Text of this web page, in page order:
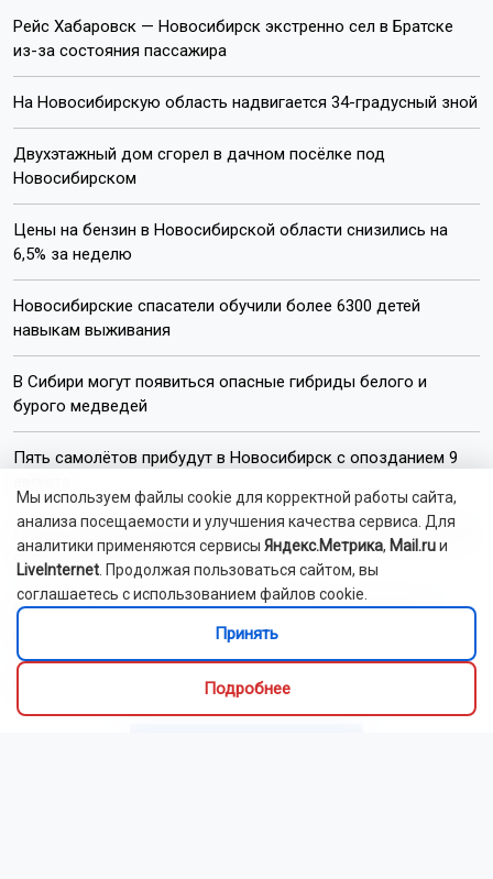
Рейс Хабаровск — Новосибирск экстренно сел в Братске
из-за состояния пассажира
На Новосибирскую область надвигается 34-градусный зной
Двухэтажный дом сгорел в дачном посёлке под
Новосибирском
Цены на бензин в Новосибирской области снизились на
6,5% за неделю
Новосибирские спасатели обучили более 6300 детей
навыкам выживания
В Сибири могут появиться опасные гибриды белого и
бурого медведей
Пять самолётов прибудут в Новосибирск с опозданием 9
Губернатор Новосибирской области поздравил строителей
с профессиональным праздником
Остановку «Радуга Сибири» для городских электричек
начали возводить в Новосибирске
Мэр Новосибирска поздравил жителей с Днём строителя
Мы используем файлы cookie для корректной работы сайта,
анализа посещаемости и улучшения качества сервиса. Для
аналитики применяются сервисы Яндекс.Метрика, Mail.ruи
LiveInternet . Продолжая пользоваться сайтом, вы
соглашаетесь с использованием файлов cookie.
Принять
Подробнее